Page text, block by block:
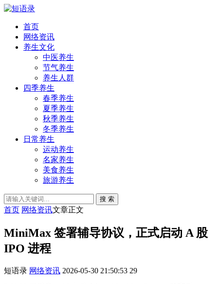
首页
网络资讯
养生文化
中医养生
节气养生
养生人群
四季养生
春季养生
夏季养生
秋季养生
冬季养生
日常养生
运动养生
名家养生
美食养生
旅游养生
搜 索
首页 网络资讯文章正文
MiniMax 签署辅导协议，正式启动 A 股
IPO 进程
短语录 网络资讯 2026-05-30 21:50:53 29